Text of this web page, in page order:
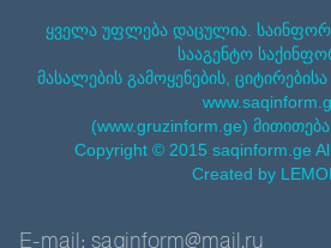
ყველა უფლება დაცულია.
სააგენტო
მასალების გამოყენების,
(www.gruzinform.ge)
Copyright © 2015 saqinform.ge
Created by
E-mail: saqinform@mail.ru